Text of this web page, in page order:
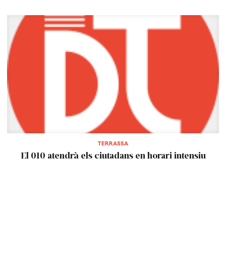
TERRASSA
El 010 atendrà els ciutadans en horari intensiu